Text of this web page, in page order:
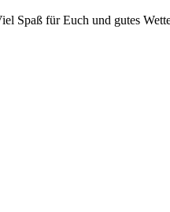
Spaß für Euch und gutes